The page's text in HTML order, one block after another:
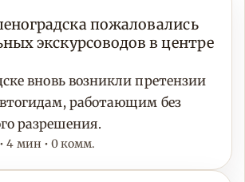
пожаловались
экскурсоводов в центре
вновь возникли претензии
работающим без
разрешения.
4 мин • 0 комм.